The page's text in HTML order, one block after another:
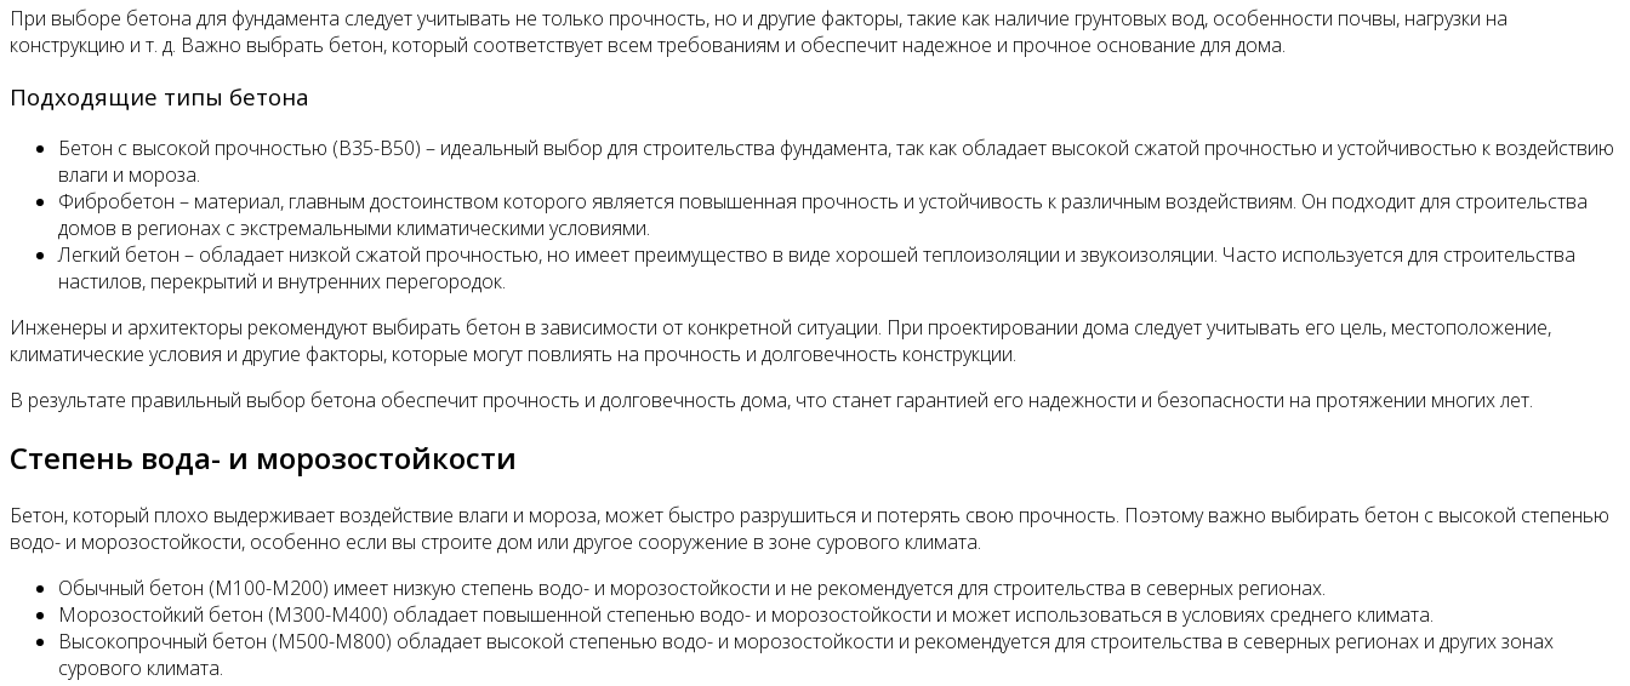
При выборе бетона для фундамента следует учитывать не только прочность, но и другие факторы, такие как наличие грунтовых вод, особенности почвы, нагрузки на
конструкцию и т. д. Важно выбрать бетон, который соответствует всем требованиям и обеспечит надежное и прочное основание для дома.
Подходящие типы бетона
Бетон с высокой прочностью (В35-В50) – идеальный выбор для строительства фундамента, так как обладает высокой сжатой прочностью и устойчивостью к воздействию
влаги и мороза.
Фибробетон – материал, главным достоинством которого является повышенная прочность и устойчивость к различным воздействиям. Он подходит для строительства
домов в регионах с экстремальными климатическими условиями.
Легкий бетон – обладает низкой сжатой прочностью, но имеет преимущество в виде хорошей теплоизоляции и звукоизоляции. Часто используется для строительства
настилов, перекрытий и внутренних перегородок.
Инженеры и архитекторы рекомендуют выбирать бетон в зависимости от конкретной ситуации. При проектировании дома следует учитывать его цель, местоположение,
климатические условия и другие факторы, которые могут повлиять на прочность и долговечность конструкции.
В результате правильный выбор бетона обеспечит прочность и долговечность дома, что станет гарантией его надежности и безопасности на протяжении многих лет.
Степень вода- и морозостойкости
Бетон, который плохо выдерживает воздействие влаги и мороза, может быстро разрушиться и потерять свою прочность. Поэтому важно выбирать бетон с высокой степенью
водо- и морозостойкости, особенно если вы строите дом или другое сооружение в зоне сурового климата.
Обычный бетон (М100-М200) имеет низкую степень водо- и морозостойкости и не рекомендуется для строительства в северных регионах.
Морозостойкий бетон (М300-М400) обладает повышенной степенью водо- и морозостойкости и может использоваться в условиях среднего климата.
Высокопрочный бетон (М500-М800) обладает высокой степенью водо- и морозостойкости и рекомендуется для строительства в северных регионах и других зонах
сурового климата.